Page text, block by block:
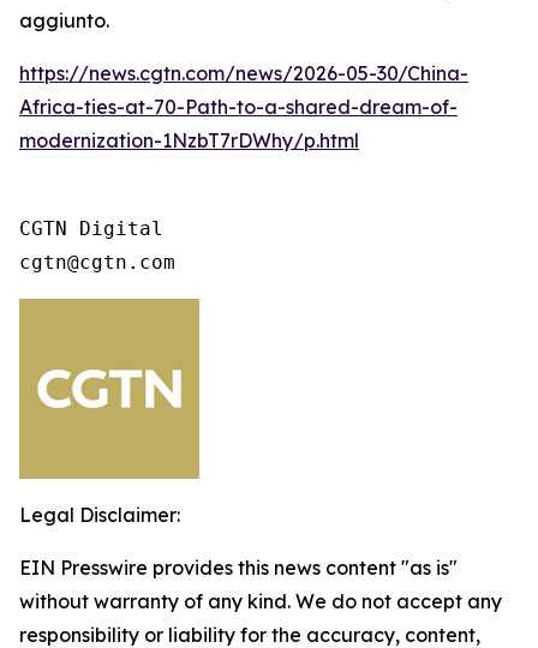
aggiunto.
https://news.cgtn.com/news/2026-05-30/China-
Africa-ties-at-70-Path-to-a-shared-dream-of-
modernization-1NzbT7rDWhy/p.html
CGTN Digital
cgtn@cgtn.com
Legal Disclaimer:
EIN Presswire provides this news content "as is"
without warranty of any kind. We do not accept any
responsibility or liability for the accuracy, content,